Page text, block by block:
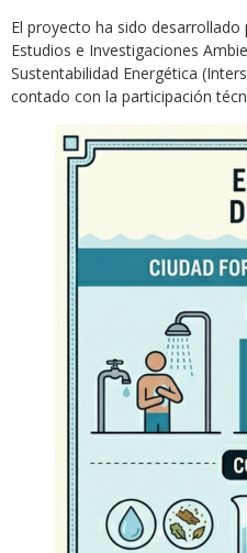
El proyecto ha sido
Estudios e Investigaciones
Sustentabilidad Energética
contado con la participación